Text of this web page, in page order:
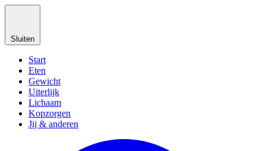
Sluiten
Start
Eten
Gewicht
Uiterlijk
Lichaam
Kopzorgen
Jij & anderen